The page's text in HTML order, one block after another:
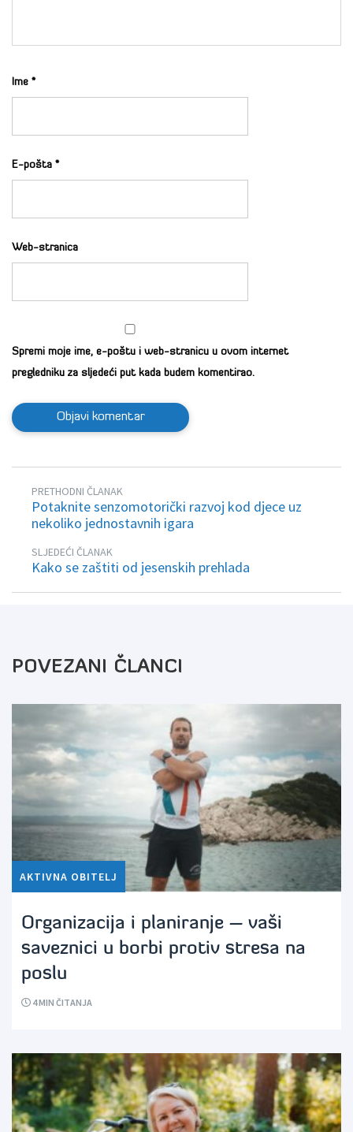
Ime *
E-pošta *
Web-stranica
Spremi moje ime, e-poštu i web-stranicu u ovom internet
pregledniku za sljedeći put kada budem komentirao.
PRETHODNI ČLANAK
Potaknite senzomotorički razvoj kod djece uz
nekoliko jednostavnih igara
SLJEDEĆI ČLANAK
Kako se zaštiti od jesenskih prehlada
POVEZANI ČLANCI
AKTIVNA OBITELJ
Organizacija i planiranje – vaši
saveznici u borbi protiv stresa na
poslu
4MIN ČITANJA